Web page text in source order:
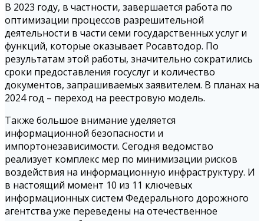
В 2023 году, в частности, завершается работа по
оптимизации процессов разрешительной
деятельности в части семи государственных услуг и
функций, которые оказывает Росавтодор. По
результатам этой работы, значительно сократились
сроки предоставления госуслуг и количество
документов, запрашиваемых заявителем. В планах на
2024 год – переход на реестровую модель.
Также большое внимание уделяется
информационной безопасности и
импортонезависимости. Сегодня ведомство
реализует комплекс мер по минимизации рисков
воздействия на информационную инфраструктуру. И
в настоящий момент 10 из 11 ключевых
информационных систем Федерального дорожного
агентства уже переведены на отечественное